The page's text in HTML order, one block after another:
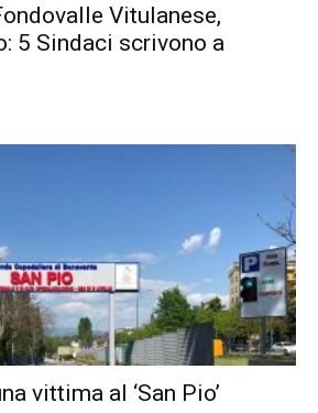
Vitulanese,
5 Sindaci scrivono a
vittima al ‘San Pio’